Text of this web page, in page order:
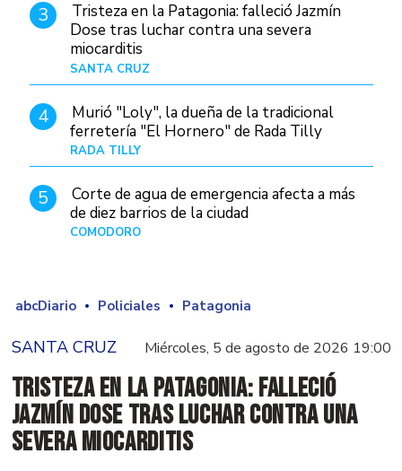
3
Tristeza en la Patagonia: falleció Jazmín
Dose tras luchar contra una severa
miocarditis
SANTA CRUZ
4
Murió "Loly", la dueña de la tradicional
ferretería "El Hornero" de Rada Tilly
RADA TILLY
5
Corte de agua de emergencia afecta a más
de diez barrios de la ciudad
COMODORO
abcDiario Policiales Patagonia
SANTA CRUZ Miércoles, 5 de agosto de 2026 19:00
Tristeza en la Patagonia: falleció
Jazmín Dose tras luchar contra una
severa miocarditis